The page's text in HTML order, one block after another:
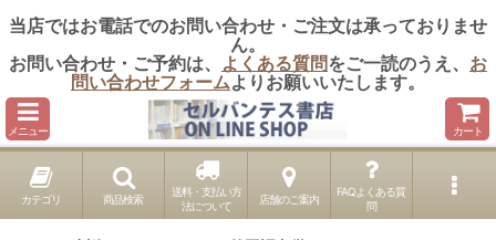
当店ではお電話でのお問い合わせ・ご注文は承っておりませ
ん。
お問い合わせ・ご予約は、 よくある質問をご一読のうえ、 お
問い合わせフォームよりお願いいたします。
メニュー カート
カテゴリ 商品検索
送料・支払い方
法について
店舗のご案内
FAQよくある質
問